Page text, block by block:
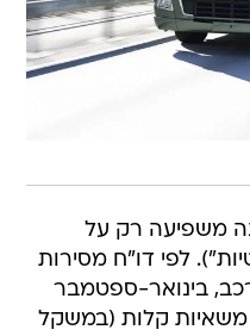
משפיעה רק על
לפי דו"ח מסירות
בינואר-ספטמבר
2006 נמסרו בישראל 1,286 משאיות קלות (במשקל